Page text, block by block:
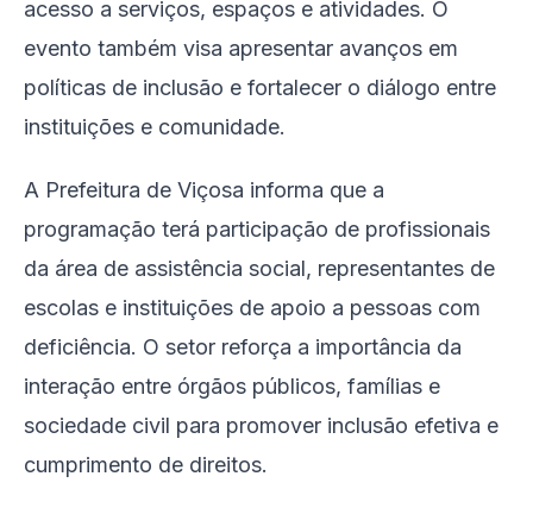
acesso a serviços, espaços e atividades. O
evento também visa apresentar avanços em
políticas de inclusão e fortalecer o diálogo entre
instituições e comunidade.
A Prefeitura de Viçosa informa que a
programação terá participação de profissionais
da área de assistência social, representantes de
escolas e instituições de apoio a pessoas com
deficiência. O setor reforça a importância da
interação entre órgãos públicos, famílias e
sociedade civil para promover inclusão efetiva e
cumprimento de direitos.